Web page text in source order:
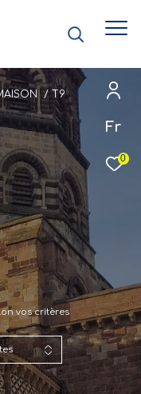
Fr
0
T9
vos critères